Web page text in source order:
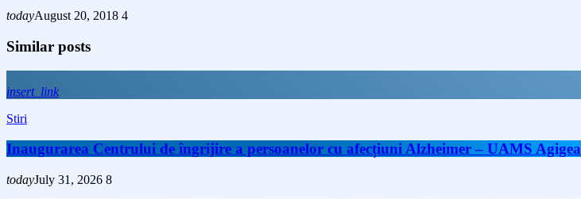
todayAugust 20, 2018 4
Similar posts
insert_link
Stiri
Inaugurarea Centrului de îngrijire a persoanelor cu afecțiuni Alzheimer – UAMS Agigea
todayJuly 31, 2026 8